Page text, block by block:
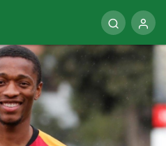
maçı hangi kanalda, saat